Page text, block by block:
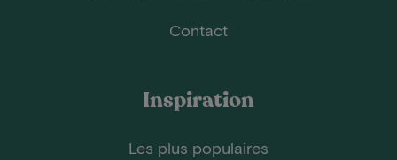
Contact
Inspiration
Les plus populaires